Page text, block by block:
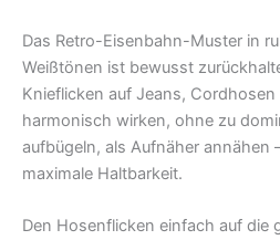
Das Retro-Eisenbahn-Muster in
Weißtönen ist bewusst
Knieflicken auf Jeans,
harmonisch wirken, ohne zu
aufbügeln, als Aufnäher annähen
maximale Haltbarkeit.
Den Hosenflicken einfach auf die